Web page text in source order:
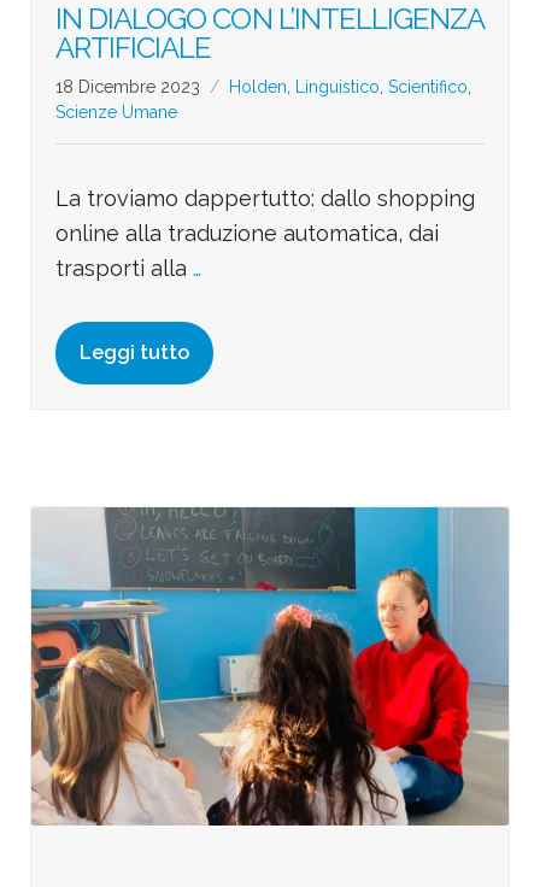
IN DIALOGO CON L’INTELLIGENZA
ARTIFICIALE
18 Dicembre 2023 Holden Linguistico Scientifico
Scienze Umane
La troviamo dappertutto: dallo shopping
online alla traduzione automatica, dai
trasporti alla …
Leggi tutto